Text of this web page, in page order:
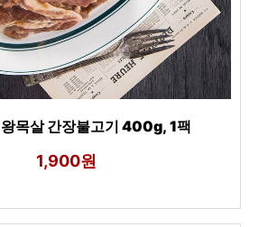
목살 간장불고기 400g, 1팩
1,900원